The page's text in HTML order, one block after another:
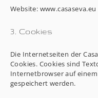
Website: www.casaseva.eu
3. Cookies
Die Internetseiten der
Cookies. Cookies sind
Internetbrowser auf
gespeichert werden.